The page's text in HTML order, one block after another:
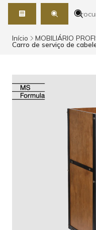
Início MOBILIÁRIO
Carro de serviço de